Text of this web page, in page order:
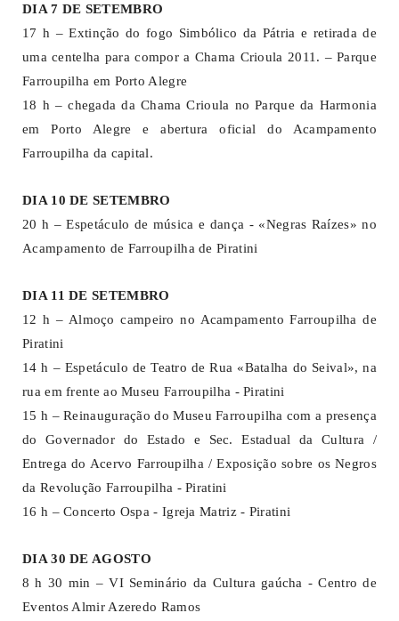
DIA 7 DE SETEMBRO
17 h – Extinção do fogo Simbólico da Pátria e retirada de
uma centelha para compor a Chama Crioula 2011. – Parque
Farroupilha em Porto Alegre
18 h – chegada da Chama Crioula no Parque da Harmonia
em Porto Alegre e abertura oficial do Acampamento
Farroupilha da capital.
DIA 10 DE SETEMBRO
20 h – Espetáculo de música e dança - «Negras Raízes» no
Acampamento de Farroupilha de Piratini
DIA 11 DE SETEMBRO
12 h – Almoço campeiro no Acampamento Farroupilha de
Piratini
14 h – Espetáculo de Teatro de Rua «Batalha do Seival», na
rua em frente ao Museu Farroupilha - Piratini
15 h – Reinauguração do Museu Farroupilha com a presença
do Governador do Estado e Sec. Estadual da Cultura /
Entrega do Acervo Farroupilha / Exposição sobre os Negros
da Revolução Farroupilha - Piratini
16 h – Concerto Ospa - Igreja Matriz - Piratini
DIA 30 DE AGOSTO
8 h 30 min – VI Seminário da Cultura gaúcha - Centro de
Eventos Almir Azeredo Ramos